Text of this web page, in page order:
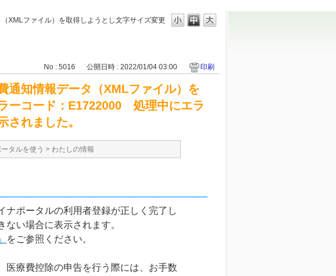
文字サイズ変更
XMLファイル）を取得しようとし
No : 5016 公開日時 : 2022/01/04 03:00 印刷
通知情報データ（XMLファイル）を
ーコード：E1722000 処理中にエラ
されました。
タルを使う > わたしの情報
ナポータルの利用者登録が正しく完了し
い場合に表示されます。
をご参照ください。
医療費控除の申告を行う際には、お手数